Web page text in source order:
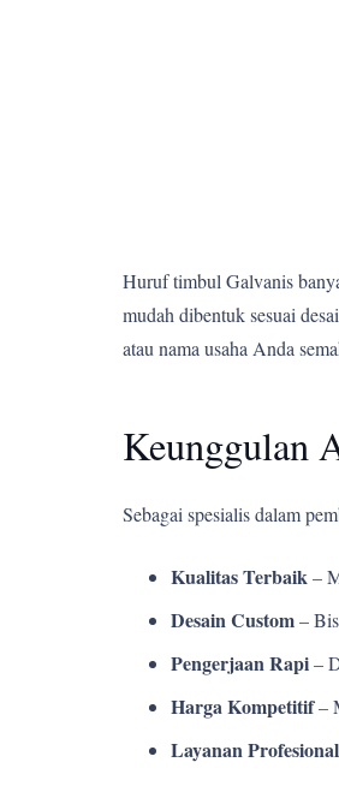
Huruf timbul Galvanis
mudah dibentuk sesuai
atau nama usaha Anda
Keunggulan
Sebagai spesialis dalam
Kualitas Terbaik–
Desain Custom–
Pengerjaan Rapi–
Harga Kompetitif–
Layanan Profesional